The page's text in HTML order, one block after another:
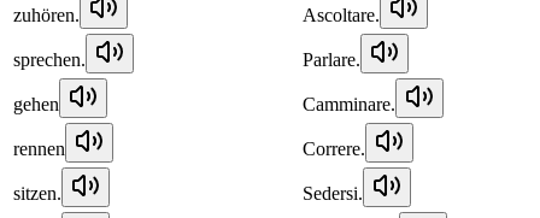
zuhören. Ascoltare.
sprechen. Parlare.
gehen Camminare.
rennen Correre.
sitzen. Sedersi.